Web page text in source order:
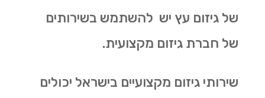
של גיזום עץ יש להשתמש בשירותים
של חברת גיזום מקצועית.
שירותי גיזום מקצועיים בישראל יכולים